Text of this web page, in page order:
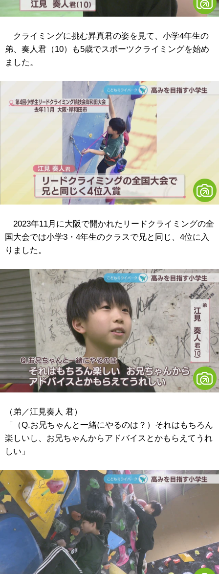
クライミングに挑む昇真君の姿を見て、小学4年生の
弟、奏人君（10）も5歳でスポーツクライミングを始め
ました。
2023年11月に大阪で開かれたリードクライミングの全
国大会では小学3・4年生のクラスで兄と同じ、4位に入
りました。
（弟／江見奏人 君）
「（Q.お兄ちゃんと一緒にやるのは？）それはもちろん
楽しいし、お兄ちゃんからアドバイスとかもらえてうれ
しい」